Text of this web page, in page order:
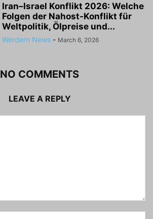
Iran–Israel Konflikt 2026: Welche
Folgen der Nahost-Konflikt für
Weltpolitik, Ölpreise und...
Werdern News - March 6, 2026
NO COMMENTS
LEAVE A REPLY